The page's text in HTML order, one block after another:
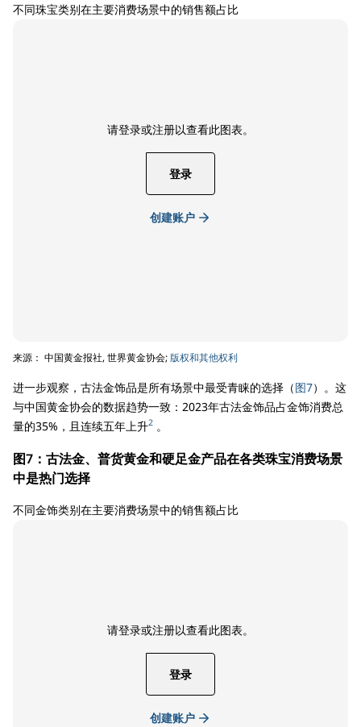
不同珠宝类别在主要消费场景中的销售额占比
请登录或注册以查看此图表。
登录
创建账户
来源： 中国黄金报社, 世界黄金协会;版权和其他权利
进一步观察，古法金饰品是所有场景中最受青睐的选择（图7）。这
与中国黄金协会的数据趋势一致：2023年古法金饰品占金饰消费总
量的35%，且连续五年上升2 。
图7：古法金、普货黄金和硬足金产品在各类珠宝消费场景
中是热门选择
不同金饰类别在主要消费场景中的销售额占比
请登录或注册以查看此图表。
登录
创建账户